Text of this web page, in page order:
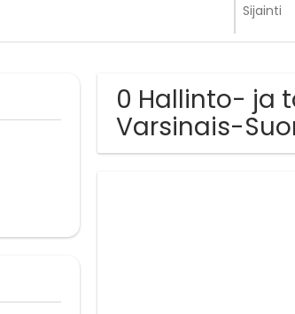
0 Hallinto- ja
Varsinais-